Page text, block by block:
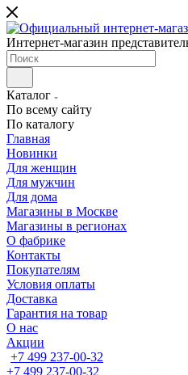
Интернет-магазин
Каталог
По всему сайту
По каталогу
Главная
Новинки
Для женщин
Для мужчин
Для дома
Магазины в Москве
Магазины в регионах
О фабрике
Контакты
Покупателям
Условия оплаты
Доставка
Гарантия на товар
О нас
Акции
+7 499 237-00-32
+7 499 237-00-32